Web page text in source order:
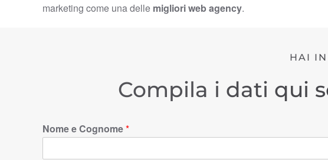
marketing come una delle migliori web agency.
HAI
Compila i dati qui
Nome e Cognome*